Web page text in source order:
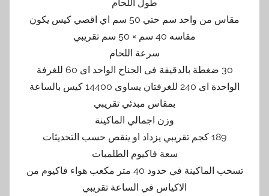
طول اللحام
مقاس من واحد سم حتي 50 سم اي اقصي كيس يكون
مقاسه 40 سم × 50 سم تقريبي
سرعة اللحام
30 ضغطة بالدقيقة فى الجناح الواحد اى 60 للغرفة
الواحدة اى 240 للغرفتان يساوى 14400 كيس بالساعة
بمقاس مبدئي تقريبي
وزن اجمالي الماكينة
189 كجم تقريبي يزداد او ينقص حسب التحديثات
سعة فاكيوم الطلمبات
تسحب الماكينة في حدود 40 متر مكعب هواء فاكيوم من
الاكياس في الساعة تقريبي